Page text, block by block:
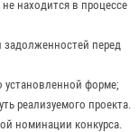
находится в процессе
задолженностей перед
установленной форме;
реализуемого проекта.
номинации конкурса.